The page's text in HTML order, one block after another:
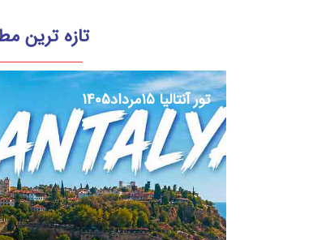
تازه ترین
تور آنتالیا 15مرداد1405